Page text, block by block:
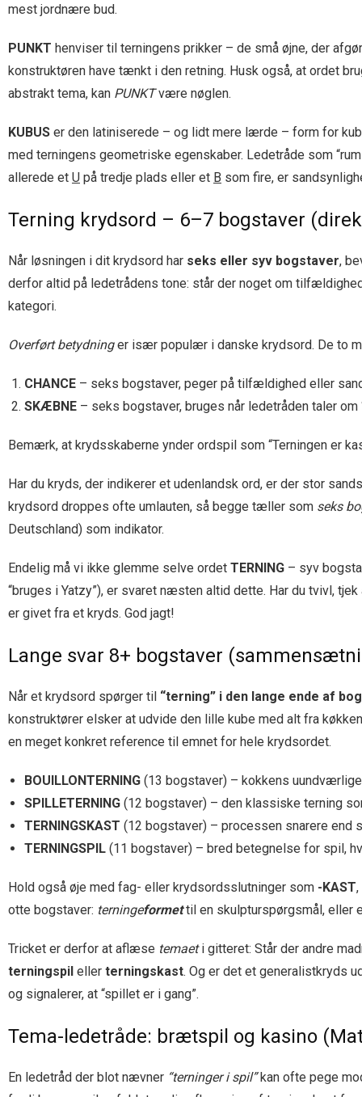
mest jordnære bud.
PUNKT henviser til terningens prikker – de små øjne, der
konstruktøren have tænkt i den retning. Husk også, at ordet
abstrakt tema, kan PUNKTvære nøglen.
KUBUS er den latiniserede – og lidt mere lærde – form for
med terningens geometriske egenskaber. Ledetråde som
allerede et U på tredje plads eller et B som fire, er
Terning krydsord – 6–7 bogstaver
Når løsningen i dit krydsord har seks eller syv bogstaver,
derfor altid på ledetrådens tone: står der noget om
kategori.
Overført betydninger især populær i danske krydsord. De to
CHANCE – seks bogstaver, peger på tilfældighed eller
SKÆBNE – seks bogstaver, bruges når ledetråden taler om
Bemærk, at krydsskaberne ynder ordspil som “Terningen er
Har du kryds, der indikerer et udenlandsk ord, er der stor
krydsord droppes ofte umlauten, så begge tæller som seks
Deutschland) som indikator.
Endelig må vi ikke glemme selve ordet TERNING – syv
“bruges i Yatzy”), er svaret næsten altid dette. Har du tvivl,
er givet fra et kryds. God jagt!
Lange svar 8+ bogstaver
Når et krydsord spørger til “terning” i den lange ende af
konstruktører elsker at udvide den lille kube med alt fra
en meget konkret reference til emnet for hele krydsordet.
BOUILLONTERNING (13 bogstaver) – kokkens
SPILLETERNING (12 bogstaver) – den klassiske terning
TERNINGSKAST (12 bogstaver) – processen snarere end
TERNINGSPIL (11 bogstaver) – bred betegnelse for spil,
Hold også øje med fag- eller krydsordsslutninger som -KAST,
otte bogstaver: terningeformettil en skulpturspørgsmål, eller
Tricket er derfor at aflæse temaeti gitteret: Står der andre
terningspil eller terningskast. Og er det et generalistkryds
og signalerer, at “spillet er i gang”.
Tema-ledetråde: brætspil og kasino
En ledetråd der blot nævner “terninger i spil”kan ofte pege